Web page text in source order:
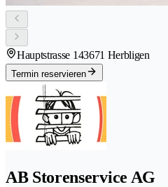
Hauptstrasse 143671 Herbligen
Termin reservieren
AB Storenservice AG